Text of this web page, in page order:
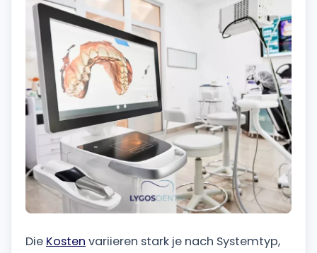
Die Kosten variieren stark je nach Systemtyp,